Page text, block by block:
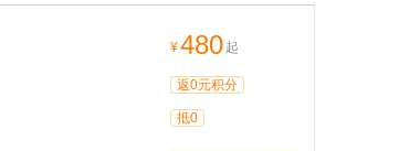
¥480 起
返0元积分
抵0